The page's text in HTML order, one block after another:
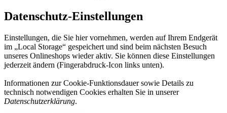
Datenschutz-Einstellungen
Einstellungen, die Sie hier vornehmen, werden auf Ihrem Endgerät
im „Local Storage“ gespeichert und sind beim nächsten Besuch
unseres Onlineshops wieder aktiv. Sie können diese Einstellungen
jederzeit ändern (Fingerabdruck-Icon links unten).
Informationen zur Cookie-Funktionsdauer sowie Details zu
technisch notwendigen Cookies erhalten Sie in unserer
Datenschutzerklärung.